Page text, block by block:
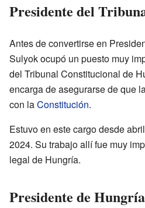
Presidente del
Antes de convertirse en
Sulyok ocupó un puesto muy
del Tribunal Constitucional de
encarga de asegurarse de que
con laConstitución.
Estuvo en este cargo desde
2024. Su trabajo allí fue muy
legal de Hungría.
Presidente de Hungría